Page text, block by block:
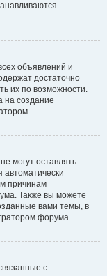
объявлений и
достаточно
их по возможности.
на создание
могут оставлять
причинам
Также вы можете
вами темы, в
форума.
с